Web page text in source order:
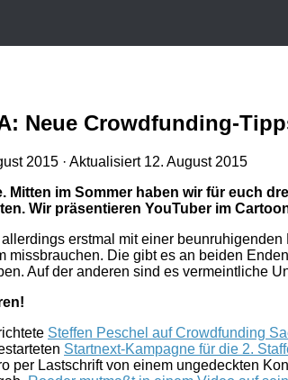
Neue Crowdfunding-
2015 · Aktualisiert 12. August 2015
Mitten im Sommer haben wir für
Wir präsentieren YouTuber im
allerdings erstmal mit einer
missbrauchen. Die gibt es an beiden
Auf der anderen sind es vermeintliche
Steffen Peschel auf Crowdfunding
Startnext-Kampagne für die 2.
per Lastschrift von einem ungedeckten